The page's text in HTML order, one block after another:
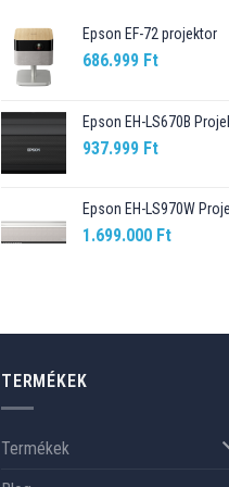
Epson EF-72 projektor
686.999 Ft
Epson EH-LS670B
937.999 Ft
Epson EH-LS970W
1.699.000 Ft
TERMÉKEK
Termékek